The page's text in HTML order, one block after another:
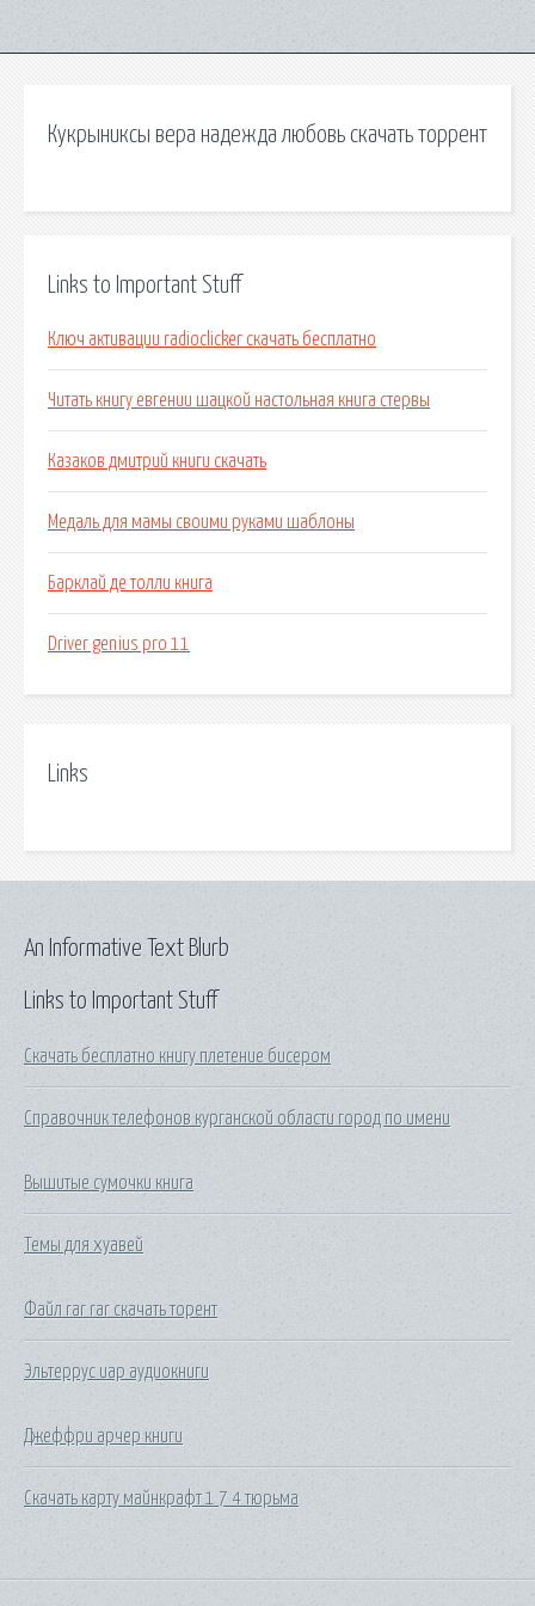
Кукрыниксы вера надежда любовь скачать торрент
Links to Important Stuff
Ключ активации radioclicker скачать бесплатно
Читать книгу евгении шацкой настольная книга стервы
Казаков дмитрий книги скачать
Медаль для мамы своими руками шаблоны
Барклай де толли книга
Driver genius pro 11
Links
Links to Important Stuff
Скачать бесплатно книгу плетение бисером
Справочник телефонов курганской области город по имени
Вышитые сумочки книга
Темы для хуавей
Файл rar rar скачать торент
Эльтеррус иар аудиокниги
Джеффри арчер книги
Скачать карту майнкрафт 1 7 4 тюрьма
An Informative Text Blurb